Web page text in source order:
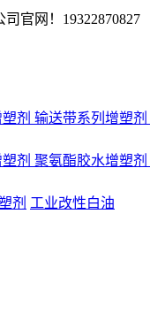
官网！ 19322870827
剂 输送带系列增塑剂
剂 聚氨酯胶水增塑剂
剂 工业改性白油